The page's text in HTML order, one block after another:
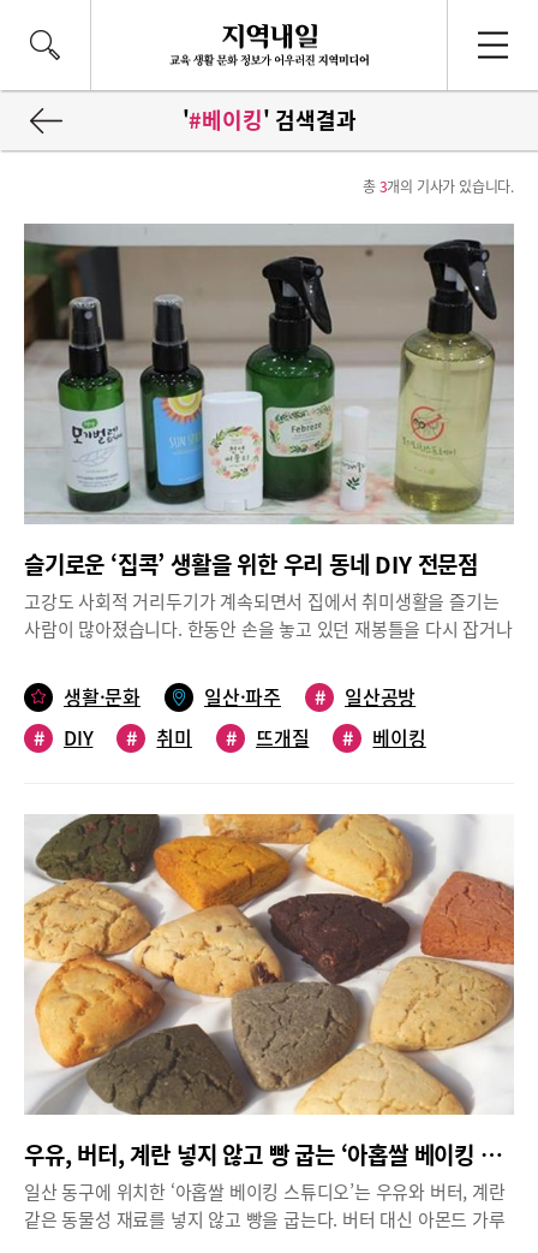
'#베이킹' 검색결과
총3개의 기사가 있습니다.
슬기로운 ‘집콕’ 생활을 위한 우리 동네 DIY 전문점
고강도 사회적 거리두기가 계속되면서 집에서 취미생활을 즐기는
사람이 많아졌습니다. 한동안 손을 놓고 있던 재봉틀을 다시 잡거나
시간을 보내기에 DIY 취미생활만한 것도 없습니다. 부지런히 손을
움직이다 보면 세상에 하나뿐인 작품이 탄생하고, ‘집콕’이 지루할
틈 없이 어느새 하루가 갑니다. 취미생활을 돋우는 우리 동네 DIY
과 재료를 판매하는 뜨개 전문 카페다. 뜨개질을 처음 해보는 사람
을 위해 기본 장비를 대여해준다. 매장에서 실만 사서 일단 뜨개질
을 배워보고, 필요하다면 이후 바늘을 구매해도 된다. 또한 다양한
패키지 작품을 판매하고 있어 취향대로 원하는 작품을 만들어 볼 수
있다. 패키지 작품을 구매하면 카페에서 상세한 설명을 해준다. 취
미생활을 하다 보면 의외로 비용이 많이 들어 부담을 느끼곤 하는
데, 뜨개와 수다는 무엇보다 ‘가성비’를 중시한다. 밴드 회원을 대상
으로 뜨개 용품을 저렴하게 판매하는 이벤트를 지속하며, 누구나 따
라 해볼 수 있도록 유튜브에 상세한 수업 동영상을 올려놓았다. 카
페에서는 주로 수업을 진행하고 지하에 실과 바늘, 관련 부자재 등
을 구비해 놓아 재료 구매도 가능하다. 인터넷으로만 보고 사면 실
있어 재료 구매를 위해 방문하는 손님도 많다고 한다. 뜨개와 수다
밴드에 가입하면 저렴한 가격에 판매하는 이벤트 상품에 대한 공지
를 받을 수 있다.위치 일산서구 성저로46번길 31 1층영업시간 오전
10시~오후 7시뜨개와 수다 네이버 밴드
생활·문화 일산·파주 #
일산공방
#
DIY # 취미 # 뜨개질 #
베이킹
우유, 버터, 계란 넣지 않고 빵 굽는 ‘아홉쌀 베이킹 스튜디오’
일산 동구에 위치한 ‘아홉쌀 베이킹 스튜디오’는 우유와 버터, 계란
같은 동물성 재료를 넣지 않고 빵을 굽는다. 버터 대신 아몬드 가루